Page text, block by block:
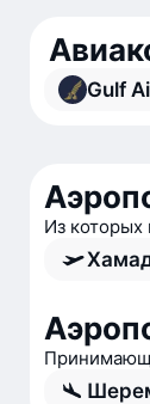
Gulf
Из